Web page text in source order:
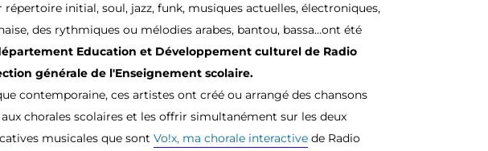
initial, soul, jazz, funk, musiques actuelles, électroniques,
des rythmiques ou mélodies arabes, bantou, bassa…ont été
Education et Développement culturel de Radio
générale de l'Enseignement scolaire.
contemporaine, ces artistes ont créé ou arrangé des chansons
chorales scolaires et les offrir simultanément sur les deux
musicales que sont Vo!x, ma chorale interactive de Radio